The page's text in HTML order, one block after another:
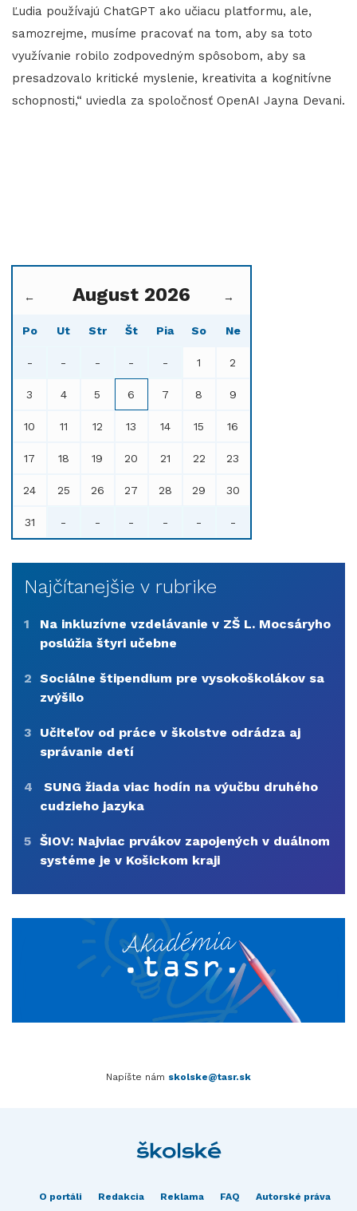
Ľudia používajú ChatGPT ako učiacu platformu, ale,
samozrejme, musíme pracovať na tom, aby sa toto
využívanie robilo zodpovedným spôsobom, aby sa
presadzovalo kritické myslenie, kreativita a kognitívne
schopnosti,“ uviedla za spoločnosť OpenAI Jayna Devani.
← August 2026 →
Po Ut Str Št Pia So Ne
- - - - - 1 2
3 4 5 6 7 8 9
10 11 12 13 14 15 16
17 18 19 20 21 22 23
24 25 26 27 28 29 30
31 - - - - - -
Najčítanejšie v rubrike
1
Na inkluzívne vzdelávanie v ZŠ L. Mocsáryho
poslúžia štyri učebne
2 Sociálne štipendium pre vysokoškolákov sa
zvýšilo
3
Učiteľov od práce v školstve odrádza aj
správanie detí
4
SUNG žiada viac hodín na výučbu druhého
cudzieho jazyka
5 ŠIOV: Najviac prvákov zapojených v duálnom
systéme je v Košickom kraji
Napíšte nám skolske@tasr.sk
O portáli Redakcia Reklama FAQ
Autorské práva